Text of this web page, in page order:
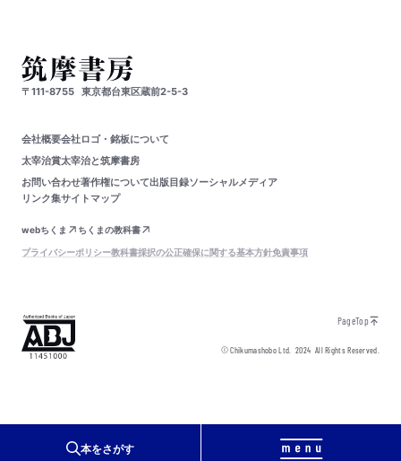
本をさがす
〒111-8755 東京都台東区蔵前2-5-3
会社概要会社ロゴ・銘板について
太宰治賞太宰治と筑摩書房
お問い合わせ著作権について出版目録ソーシャルメディア
リンク集サイトマップ
webちくま
ちくまの教科書
プライバシーポリシー教科書採択の公正確保に関する基本方針免責事項
PageTop
© Chikumashobo Ltd.2024 All Rights Reserved.